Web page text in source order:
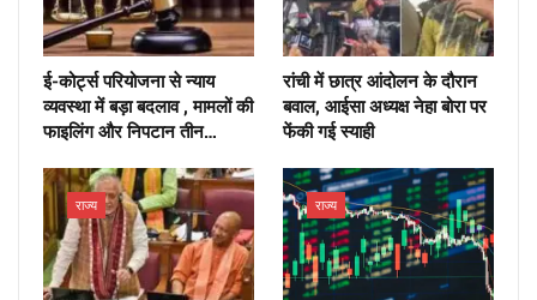
ई-कोर्ट्स परियोजना से न्याय
व्यवस्था में बड़ा बदलाव , मामलों की
फाइलिंग और निपटान तीन…
रांची में छात्र आंदोलन के दौरान
बवाल, आईसा अध्यक्ष नेहा बोरा पर
फेंकी गई स्याही
राज्य राज्य